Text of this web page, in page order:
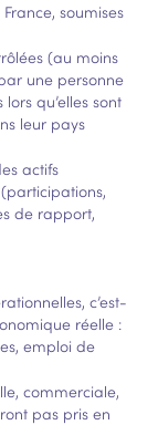
soumises
(au moins
une personne
qu’elles sont
leur pays
actifs
de rapport,
c’est-
réelle :
emploi de
commerciale,
pas pris en